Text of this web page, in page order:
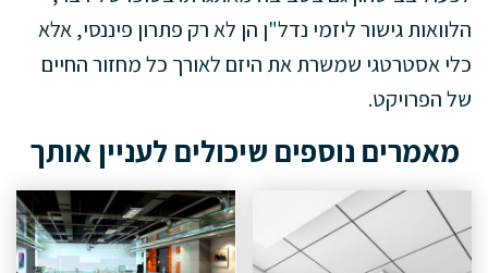
הלוואות גישור ליזמי נדל"ן הן לא רק פתרון פיננסי, אלא
כלי אסטרטגי שמשרת את היזם לאורך כל מחזור החיים
של הפרויקט.
מאמרים נוספים שיכולים לעניין אותך